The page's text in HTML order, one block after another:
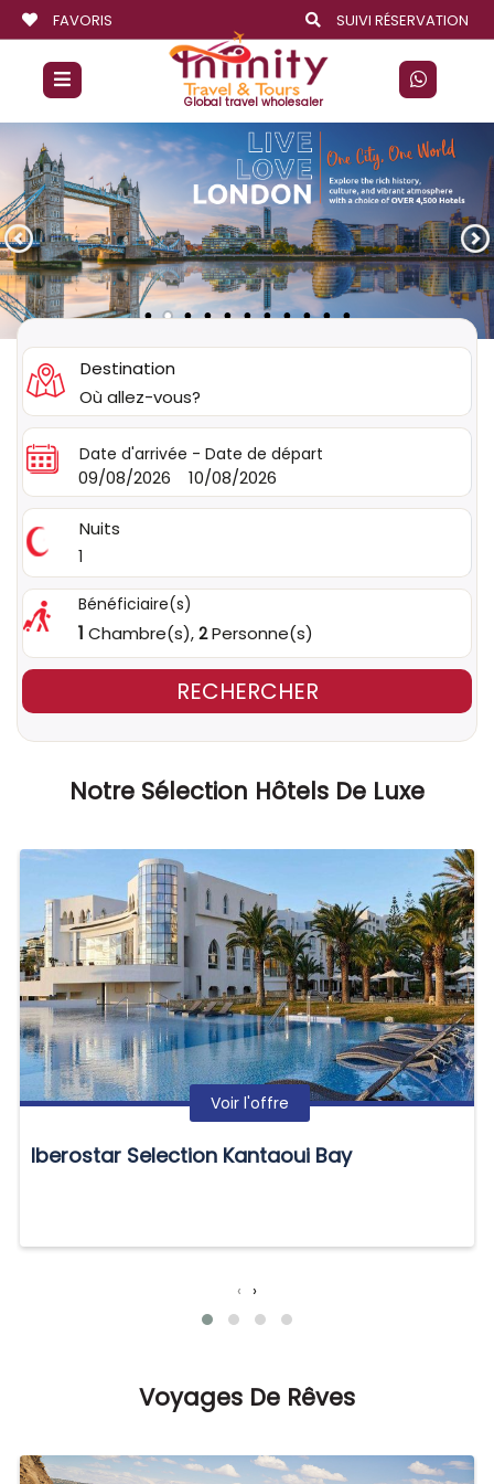
FAVORIS SUIVI RÉSERVATION
Global travel wholesaler
Destination
Date d'arrivée - Date de départ
09/08/2026 10/08/2026
Nuits
1
Bénéficiaire(s)
1 Chambre(s), 2Personne(s)
RECHERCHER
Notre Sélection Hôtels De Luxe
Voir l'offre
Iberostar Selection Kantaoui Bay
‹ ›
Voyages De Rêves